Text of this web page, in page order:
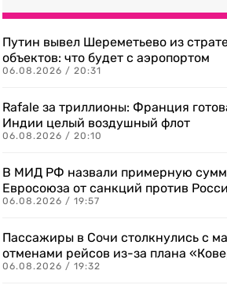
Путин вывел Шереметьево из
объектов: что будет с аэропортом
06.08.2026 / 20:31
Rafale за триллионы: Франция
Индии целый воздушный флот
06.08.2026 / 20:10
В МИД РФ назвали примерную
Евросоюза от санкций против
06.08.2026 / 19:57
Пассажиры в Сочи столкнулись с
отменами рейсов из-за плана
06.08.2026 / 19:32